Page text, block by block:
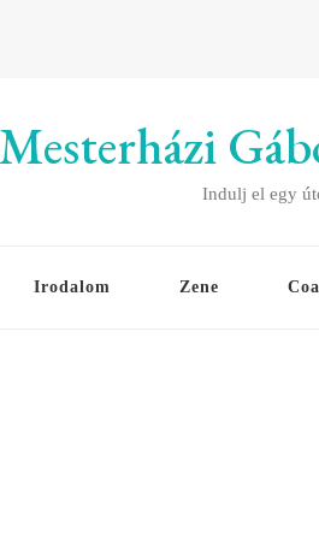
Indulj el egy
Irodalom Zene